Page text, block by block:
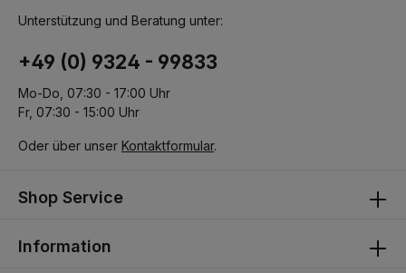
Unterstützung und Beratung unter:
+49 (0) 9324 - 99833
Mo-Do, 07:30 - 17:00 Uhr
Fr, 07:30 - 15:00 Uhr
Oder über unser Kontaktformular.
Shop Service
Information